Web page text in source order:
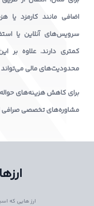
اضافی مانند کارمزد یا
سرویس‌های آنلاین یا
کمتری دارند. علاوه بر
محدودیت‌های مالی می‌تواند
برای کاهش هزینه‌های حواله
مشاوره‌های تخصصی صرافی
ارز هایی که